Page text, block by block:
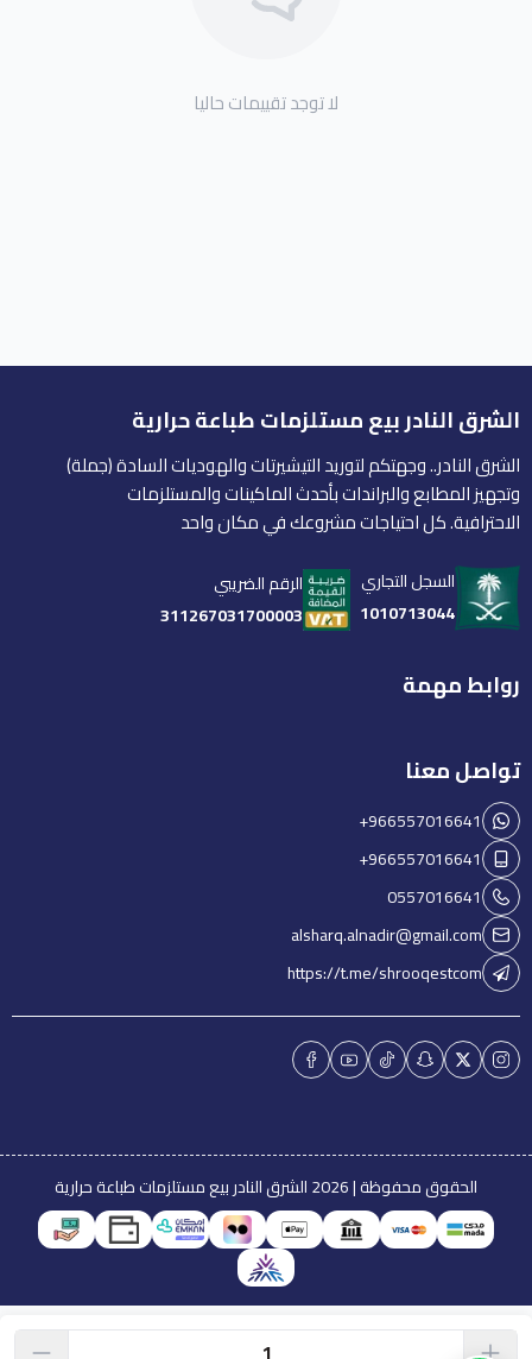
لا توجد تقييمات حاليا
الشرق النادر بيع مستلزمات طباعة حرارية
الشرق النادر.. وجهتكم لتوريد التيشيرتات والهوديات السادة (جملة)
وتجهيز المطابع والبراندات بأحدث الماكينات والمستلزمات
الاحترافية. كل احتياجات مشروعك في مكان واحد
السجل التجاري
1010713044
الرقم الضريبي
311267031700003
روابط مهمة
تواصل معنا
+966557016641
+966557016641
0557016641
alsharq.alnadir@gmail.com
https://t.me/shrooqestcom
الحقوق محفوظة | 2026 الشرق النادر بيع مستلزمات طباعة حرارية